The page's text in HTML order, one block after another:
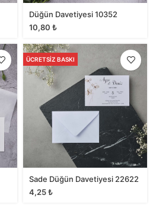
Düğün Davetiyesi 10352
10,80 ₺
ÜCRETSIZ BASKI
Sade Düğün Davetiyesi 22622
4,25₺